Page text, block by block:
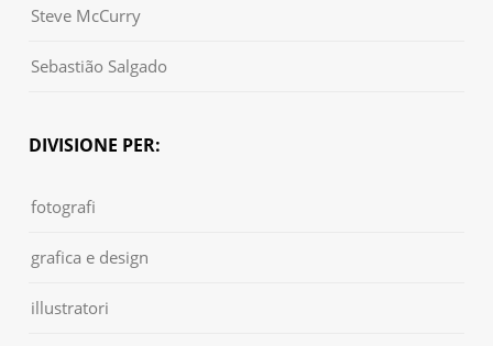
Steve McCurry
Sebastião Salgado
DIVISIONE PER:
fotografi
grafica e design
illustratori